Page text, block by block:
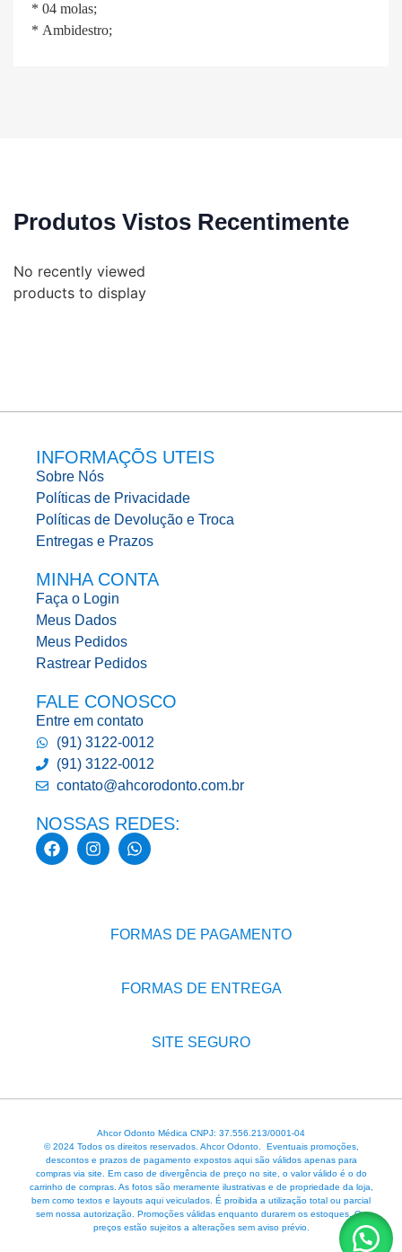
* 04 molas;
* Ambidestro;
Produtos Vistos Recentimente
No recently viewed
products to display
INFORMAÇÕS UTEIS
Sobre Nós
Políticas de Privacidade
Políticas de Devolução e Troca
Entregas e Prazos
MINHA CONTA
Faça o Login
Meus Dados
Meus Pedidos
Rastrear Pedidos
FALE CONOSCO
Entre em contato
(91) 3122-0012
(91) 3122-0012
contato@ahcorodonto.com.br
NOSSAS REDES:
FORMAS DE PAGAMENTO
FORMAS DE ENTREGA
SITE SEGURO
Ahcor Odonto Médica CNPJ: 37.556.213/0001-04
© 2024 Todos os direitos reservados. Ahcor Odonto. Eventuais promoções,
descontos e prazos de pagamento expostos aqui são válidos apenas para
compras via site. Em caso de divergência de preço no site, o valor válido é o do
carrinho de compras. As fotos são meramente ilustrativas e de propriedade da loja,
bem como textos e layouts aqui veiculados. É proibida a utilização total ou parcial
sem nossa autorização. Promoções válidas enquanto durarem os estoques. Os
preços estão sujeitos a alterações sem aviso prévio.